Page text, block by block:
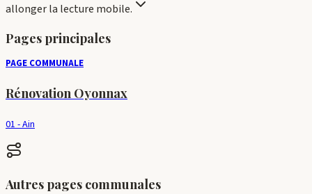
allonger la lecture mobile.
Pages principales
PAGE COMMUNALE
Rénovation Oyonnax
01 -Ain
Autres pages communales